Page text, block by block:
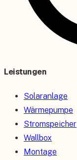
Leistungen
Solaranlage
Wärmepumpe
Stromspeicher
Wallbox
Montage